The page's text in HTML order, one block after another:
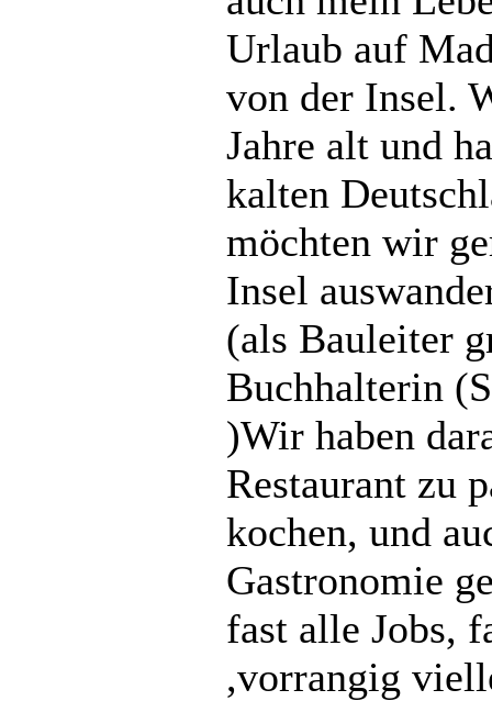
Urlaub auf
von der Insel.
Jahre alt und
kalten
möchten wir
Insel
(als Bauleiter
Buchhalterin
)Wir haben
Restaurant zu
kochen, und
Gastronomie
fast alle Jobs,
,vorrangig